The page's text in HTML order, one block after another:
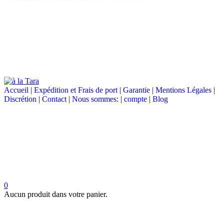
Accueil | Expédition et Frais de port | Garantie | Mentions Légales |
Discrétion | Contact | Nous sommes: | compte | Blog
0
Aucun produit dans votre panier.